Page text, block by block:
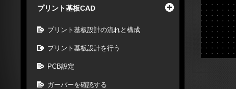
プリント基板CAD
プリント基板設計の流れと構成
プリント基板設計を行う
PCB設定
ガーバーを確認する